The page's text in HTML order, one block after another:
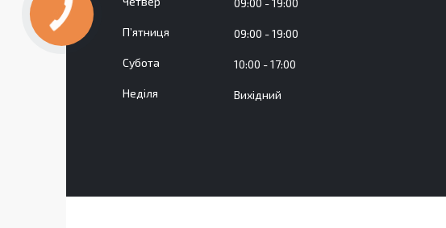
Пʼятниця 09:00 19:00
Субота 10:00 17:00
Неділя Вихідний